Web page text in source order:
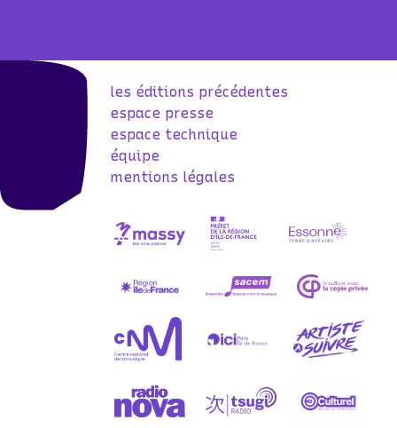
les éditions précédentes
espace presse
espace technique
équipe
mentions légales